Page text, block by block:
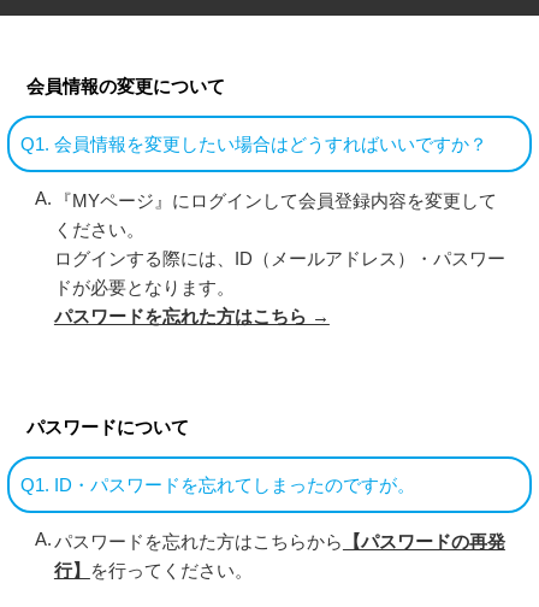
会員情報の変更について
Q1. 会員情報を変更したい場合はどうすればいいですか？
『MYページ』にログインして会員登録内容を変更して
ください。
ログインする際には、ID（メールアドレス）・パスワー
ドが必要となります。
パスワードを忘れた方はこちら →
パスワードについて
Q1. ID・パスワードを忘れてしまったのですが。
パスワードを忘れた方はこちらから
【パスワードの再発
行】
を行ってください。